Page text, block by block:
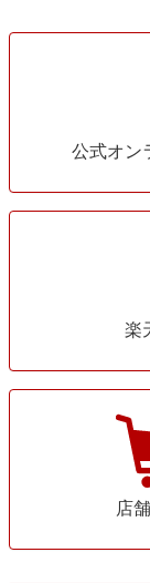
公式オン
楽
店